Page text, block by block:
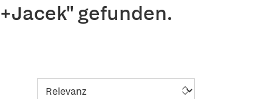
gefunden.